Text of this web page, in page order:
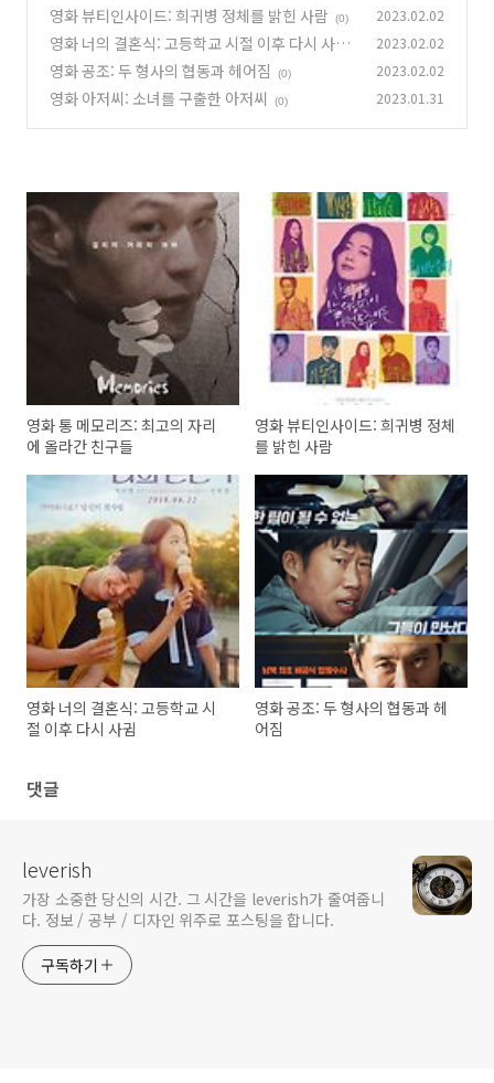
(0)
영화 뷰티인사이드: 희귀병 정체를 밝힌 사람 (0) 2023.02.02
영화 너의 결혼식: 고등학교 시절 이후 다시 사귐
(0)
2023.02.02
영화 공조: 두 형사의 협동과 헤어짐 (0) 2023.02.02
영화 아저씨: 소녀를 구출한 아저씨 (0) 2023.01.31
영화 통 메모리즈: 최고의 자리
에 올라간 친구들
영화 뷰티인사이드: 희귀병 정체
를 밝힌 사람
영화 너의 결혼식: 고등학교 시
절 이후 다시 사귐
영화 공조: 두 형사의 협동과 헤
어짐
댓글
leverish
가장 소중한 당신의 시간. 그 시간을 leverish가 줄여줍니
다. 정보 / 공부 / 디자인 위주로 포스팅을 합니다.
구독하기